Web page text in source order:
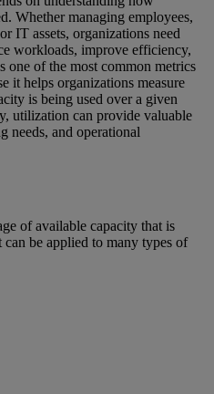
Whether managing employees,
IT assets, organizations need
workloads, improve efficiency,
of the most common metrics
it helps organizations measure
is being used over a given
utilization can provide valuable
needs, and operational
of available capacity that is
be applied to many types of